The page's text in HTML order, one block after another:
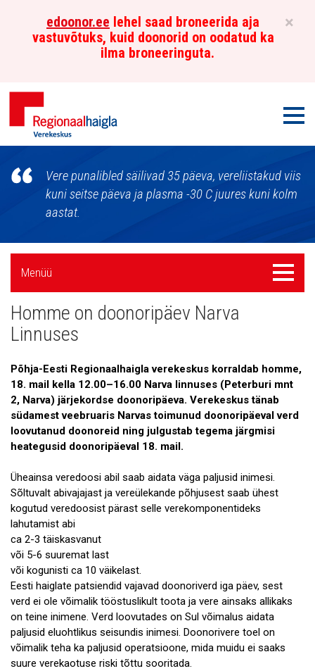
×
edoonor.ee lehel saad broneerida aja
vastuvõtuks, kuid doonorid on oodatud ka
ilma broneeringuta.
Põhja-
Eesti
Regionaalhaigla
Verekeskus
Vere punalibled säilivad 35 päeva, vereliistakud viis
kuni seitse päeva ja plasma -30 C juures kuni kolm
aastat.
Külgpaani
navigatsioon
Menüü
Menüü
Uudised
Galerii
Koostöö
Tule tööle!
Tule ekskursioonile!
Homme on doonoripäev Narva
Linnuses
Põhja-Eesti Regionaalhaigla verekeskus korraldab homme,
18. mail kella 12.00–16.00 Narva linnuses (Peterburi mnt
2, Narva) järjekordse doonoripäeva. Verekeskus tänab
südamest veebruaris Narvas toimunud doonoripäeval verd
loovutanud doonoreid ning julgustab tegema järgmisi
heategusid doonoripäeval 18. mail.
Üheainsa veredoosi abil saab aidata väga paljusid inimesi.
Sõltuvalt abivajajast ja vereülekande põhjusest saab ühest
kogutud veredoosist pärast selle verekomponentideks
lahutamist abi
ca 2-3 täiskasvanut
või 5-6 suuremat last
või kogunisti ca 10 väikelast.
Eesti haiglate patsiendid vajavad doonoriverd iga päev, sest
verd ei ole võimalik tööstuslikult toota ja vere ainsaks allikaks
on teine inimene. Verd loovutades on Sul võimalus aidata
paljusid eluohtlikus seisundis inimesi. Doonorivere toel on
võimalik teha ka paljusid operatsioone, mida muidu ei saaks
suure verekaotuse riski tõttu sooritada.